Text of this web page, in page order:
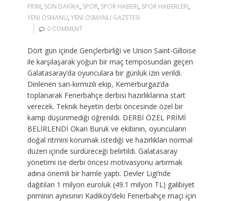
PRIM, SON DAKIKA, SPOR, SPOR HABERI, SPOR HABERLERI,
YENI OSMANLI, YENI OSMANLI GAZETESI
0 COMMENT
Dört gün içinde Gençlerbirliği ve Union Saint-Gilloise
ile karşılaşarak yoğun bir maç temposundan geçen
Galatasaray’da oyunculara bir günlük izin verildi.
Dinlenen sarı-kırmızılı ekip, Kemerburgaz’da
toplanarak Fenerbahçe derbisi hazırlıklarına start
verecek. Teknik heyetin derbi öncesinde özel bir
kamp düşünmediği öğrenildi. DERBİ ÖZEL PRİMİ
BELİRLENDİ Okan Buruk ve ekibinin, oyuncuların
doğal ritmini korumak istediği ve hazırlıkları normal
düzen içinde sürdüreceği belirtildi. Galatasaray
yönetimi ise derbi öncesi motivasyonu artırmak
adına önemli bir hamle yaptı. Devler Ligi’nde
dağıtılan 1 milyon euroluk (49.1 milyon TL) galibiyet
priminin aynısının Kadıköy’deki Fenerbahçe maçı için